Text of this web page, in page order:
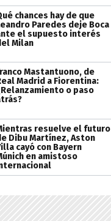
chances hay de que
Paredes deje Boca
el supuesto interés
Milan
Mastantuono, de
Madrid a Fiorentina:
o paso
resuelve el futuro
Dibu Martínez, Aston
cayó con Bayern
en amistoso